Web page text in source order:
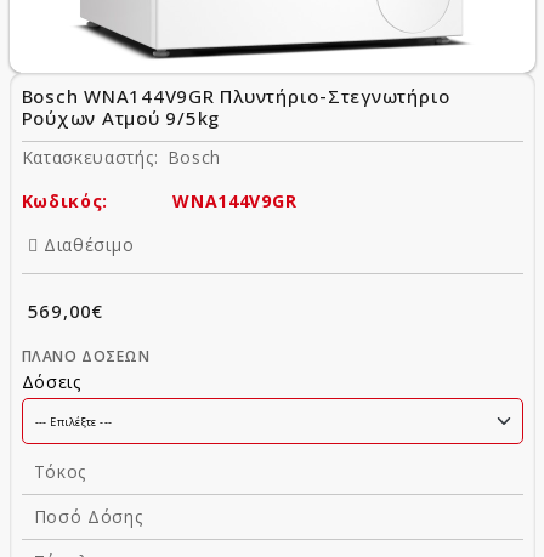
Bosch WNA144V9GR Πλυντήριο-Στεγνωτήριο
Ρούχων Ατμού 9/5kg
Κατασκευαστής: Bosch
Κωδικός:
WNA144V9GR
Διαθέσιμο
569,00€
ΠΛΆΝΟ ΔΌΣΕΩΝ
Δόσεις
Τόκος
Ποσό Δόσης